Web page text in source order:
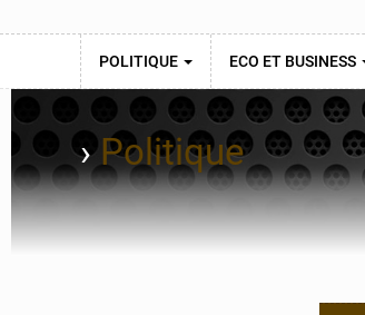
POLITIQUE ECO ET BUSINESS
›Politique